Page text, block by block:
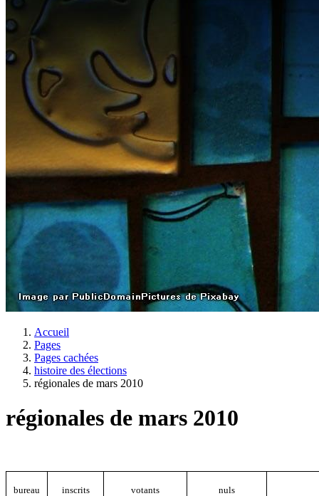
Accueil
Pages
Pages cachées
histoire des élections
régionales de mars 2010
régionales de mars 2010
bureau inscrits votants nuls